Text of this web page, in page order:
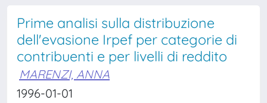
Prime analisi sulla distribuzione
dell'evasione Irpef per categorie di
contribuenti e per livelli di reddito
MARENZI, ANNA
1996-01-01